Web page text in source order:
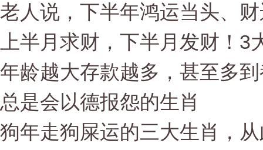
老人说，下半年鸿运当头、
上半月求财，下半月发财！3
年龄越大存款越多，甚至多
总是会以德报怨的生肖
狗年走狗屎运的三大生肖，